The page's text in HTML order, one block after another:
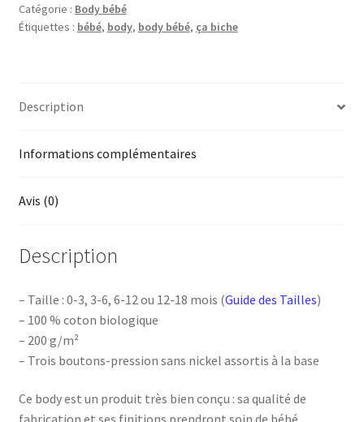
biche
Catégorie : Body bébé
Étiquettes : bébé, body, body bébé, ça biche
Description
Informations complémentaires
Avis (0)
Description
– Taille : 0-3, 3-6, 6-12 ou 12-18 mois (Guide des Tailles)
– 100 % coton biologique
– 200 g/m²
– Trois boutons-pression sans nickel assortis à la base
Ce body est un produit très bien conçu : sa qualité de